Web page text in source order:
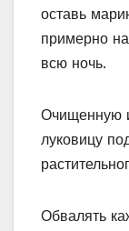
оставь
примерно
всю ночь.
Очищенную
луковицу
Обвалять